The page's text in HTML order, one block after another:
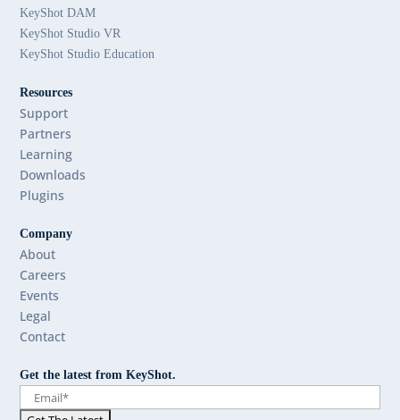
KeyShot DAM
KeyShot Studio VR
KeyShot Studio Education
Resources
Support
Partners
Learning
Downloads
Plugins
Company
About
Careers
Events
Legal
Contact
Get the latest from KeyShot.